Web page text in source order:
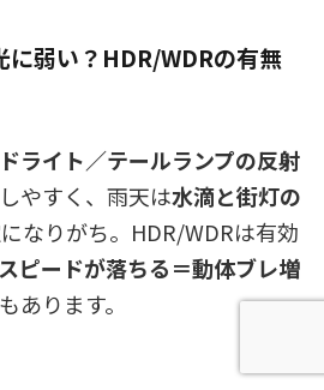
に弱い？HDR/WDRの有無
ライト／テールランプの反射
やすく、雨天は水滴と街灯の
なりがち。HDR/WDRは有効
ピードが落ちる＝動体ブレ増
あります。